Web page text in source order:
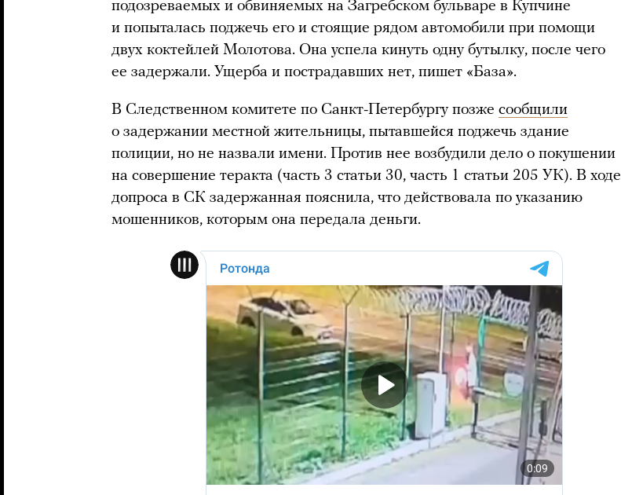
подозреваемых и обвиняемых на Загребском бульваре в Купчине
и попыталась поджечь его и стоящие рядом автомобили при помощи
двух коктейлей Молотова. Она успела кинуть одну бутылку, после чего
ее задержали. Ущерба и пострадавших нет, пишет «База».
В Следственном комитете по Санкт-Петербургу позже сообщили
о задержании местной жительницы, пытавшейся поджечь здание
полиции, но не назвали имени. Против нее возбудили дело о покушении
на совершение теракта (часть 3 статьи 30, часть 1 статьи 205 УК). В ходе
допроса в СК задержанная пояснила, что действовала по указанию
мошенников, которым она передала деньги.